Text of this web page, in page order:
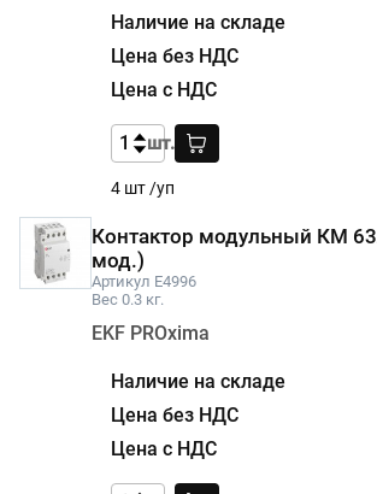
4 шт /уп
шт.
Контактор модульный КМ
мод.)
Артикул E4996
Вес 0.3 кг.
EKF PROxima